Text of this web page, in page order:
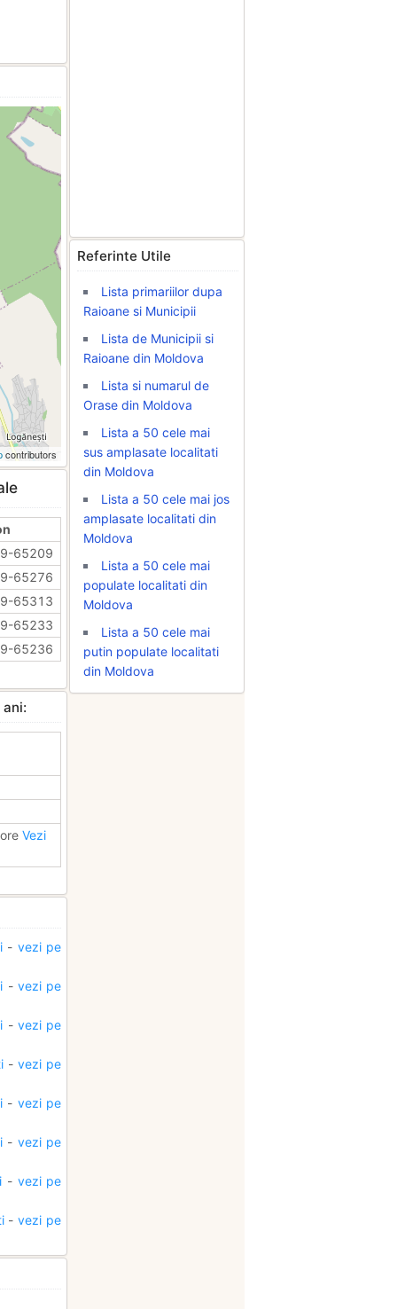
contributors
65209
65276
65313
65233
65236
Vezi
- vezi pe
- vezi pe
- vezi pe
- vezi pe
- vezi pe
- vezi pe
- vezi pe
-vezi pe
Referinte Utile
Lista primariilor dupa
Raioane si Municipii
Lista de Municipii si
Raioane din Moldova
Lista si numarul de
Orase din Moldova
Lista a 50 cele mai
sus amplasate localitati
din Moldova
Lista a 50 cele mai jos
amplasate localitati din
Moldova
Lista a 50 cele mai
populate localitati din
Moldova
Lista a 50 cele mai
putin populate localitati
din Moldova